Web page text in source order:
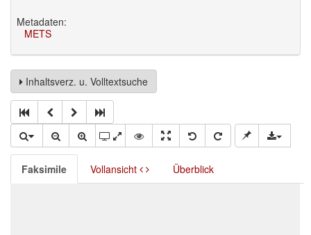
Metadaten:
METS
Inhaltsverz. u. Volltextsuche
Faksimile Vollansicht Überblick